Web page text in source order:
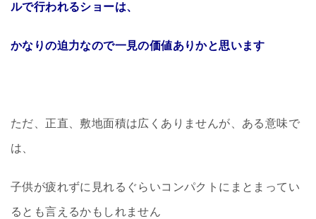
ルで行われるショーは、
かなりの迫力なので一見の価値ありかと思います
ただ、正直、敷地面積は広くありませんが、ある意味で
は、
子供が疲れずに見れるぐらいコンパクトにまとまってい
るとも言えるかもしれません